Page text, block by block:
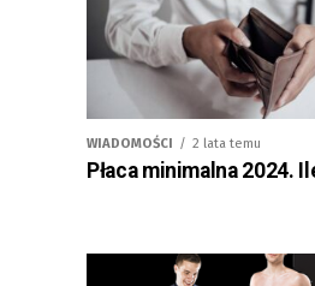
WIADOMOŚCI 2 lata temu
Płaca minimalna 2024.